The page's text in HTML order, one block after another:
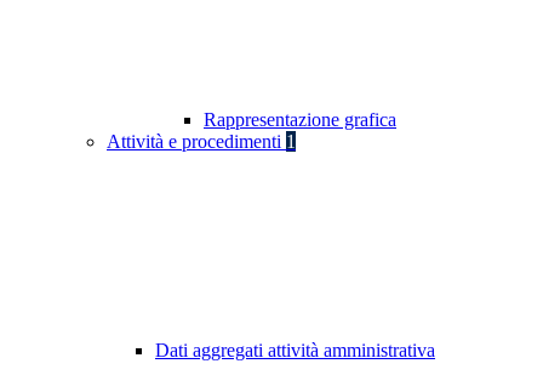
Rappresentazione grafica
Attività e procedimenti 1
Dati aggregati attività amministrativa